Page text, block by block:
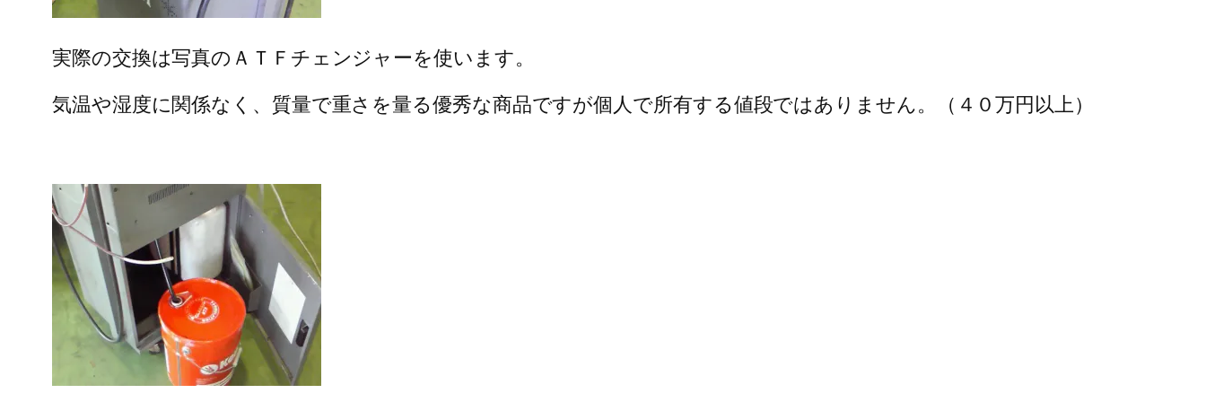
実際の交換は写真のＡＴＦチェンジャーを使います。
気温や湿度に関係なく、質量で重さを量る優秀な商品ですが個人で所有する値段ではありません。（４０万円以上）